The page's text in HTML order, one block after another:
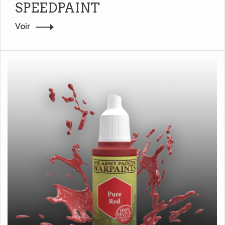
SPEEDPAINT
Voir